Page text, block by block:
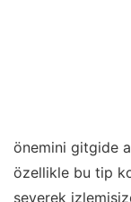
önemini gitgide
özellikle bu tip
severek